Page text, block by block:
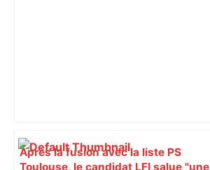
Après la fusion avec la liste PS
Toulouse, le candidat LFI salue "une